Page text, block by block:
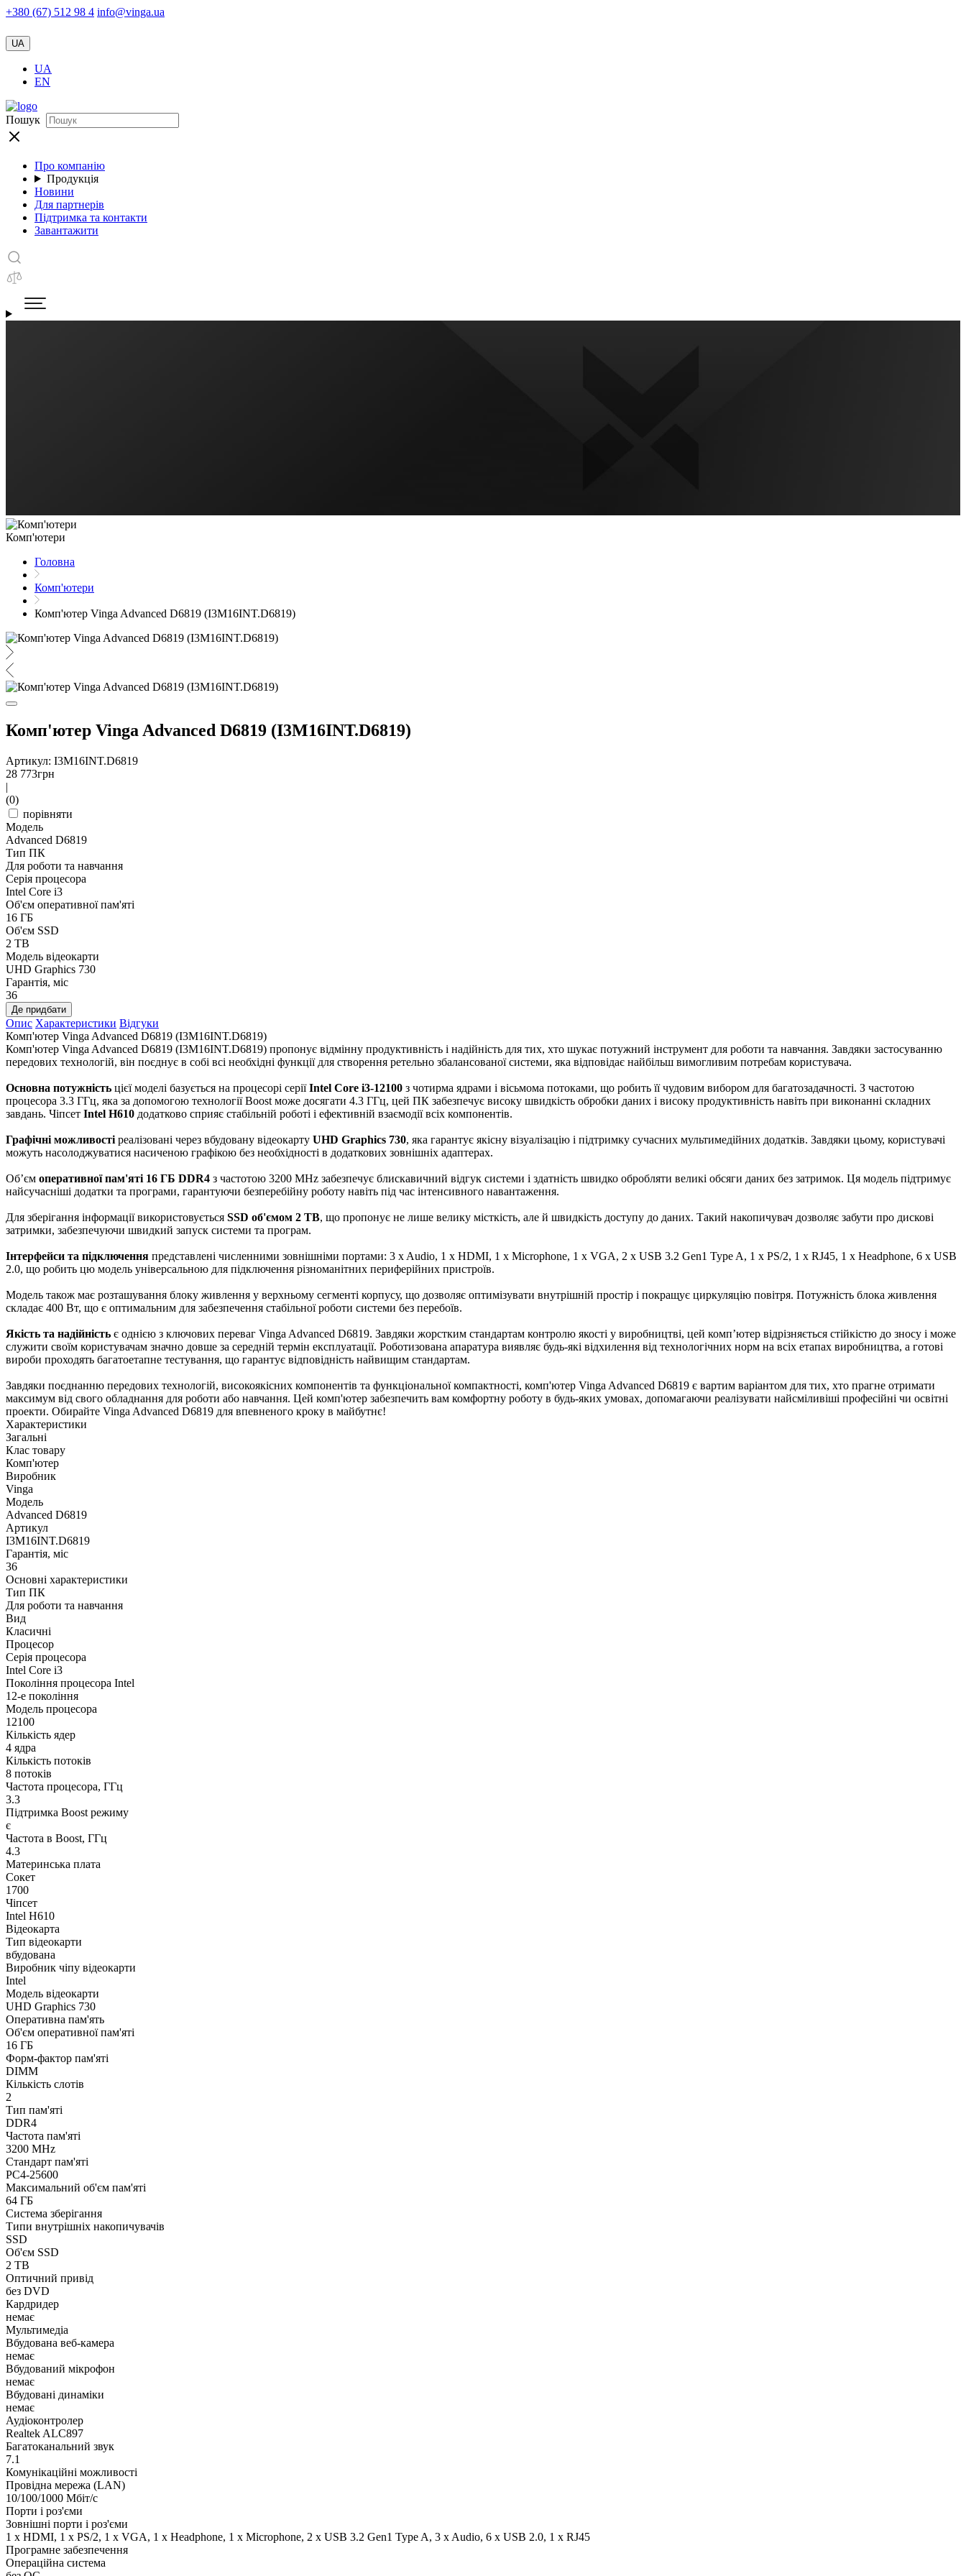
+380 (67) 512 98 4 info@vinga.ua
UA
UA
EN
Пошук
Про компанію
Продукція
Новини
Для партнерів
Підтримка та контакти
Завантажити
Комп'ютери
Головна
Комп'ютери
Комп'ютер Vinga Advanced D6819 (I3M16INT.D6819)
Комп'ютер Vinga Advanced D6819 (I3M16INT.D6819)
Артикул: I3M16INT.D6819
28 773грн
|
(0)
порівняти
Модель
Advanced D6819
Тип ПК
Для роботи та навчання
Серія процесора
Intel Core i3
Об'єм оперативної пам'яті
16 ГБ
Об'єм SSD
2 TB
Модель відеокарти
UHD Graphics 730
Гарантія, міс
36
Де придбати
Опис Характеристики Відгуки
Комп'ютер Vinga Advanced D6819 (I3M16INT.D6819)
Комп'ютер Vinga Advanced D6819 (I3M16INT.D6819) пропонує відмінну продуктивність і надійність для тих, хто шукає потужний інструмент для роботи та навчання. Завдяки застосуванню
передових технологій, він поєднує в собі всі необхідні функції для створення ретельно збалансованої системи, яка відповідає найбільш вимогливим потребам користувача.
Основна потужність цієї моделі базується на процесорі серіїIntel Core i3-12100 з чотирма ядрами і вісьмома потоками, що робить її чудовим вибором для багатозадачності. З частотою
процесора 3.3 ГГц, яка за допомогою технології Boost може досягати 4.3 ГГц, цей ПК забезпечує високу швидкість обробки даних і високу продуктивність навіть при виконанні складних
завдань. Чіпсет Intel H610 додатково сприяє стабільній роботі і ефективній взаємодії всіх компонентів.
Графічні можливості реалізовані через вбудовану відеокарту UHD Graphics 730, яка гарантує якісну візуалізацію і підтримку сучасних мультимедійних додатків. Завдяки цьому, користувачі
можуть насолоджуватися насиченою графікою без необхідності в додаткових зовнішніх адаптерах.
Об’єм оперативної пам'яті 16 ГБ DDR4 з частотою 3200 MHz забезпечує блискавичний відгук системи і здатність швидко обробляти великі обсяги даних без затримок. Ця модель підтримує
найсучасніші додатки та програми, гарантуючи безперебійну роботу навіть під час інтенсивного навантаження.
Для зберігання інформації використовується SSD об'ємом 2 TB, що пропонує не лише велику місткість, але й швидкість доступу до даних. Такий накопичувач дозволяє забути про дискові
затримки, забезпечуючи швидкий запуск системи та програм.
Інтерфейси та підключення представлені численними зовнішніми портами: 3 x Audio, 1 x HDMI, 1 х Microphone, 1 x VGA, 2 x USB 3.2 Gen1 Type A, 1 x PS/2, 1 x RJ45, 1 x Нeadphone, 6 x USB
2.0, що робить цю модель універсальною для підключення різноманітних периферійних пристроїв.
Модель також має розташування блоку живлення у верхньому сегменті корпусу, що дозволяє оптимізувати внутрішній простір і покращує циркуляцію повітря. Потужність блока живлення
складає 400 Вт, що є оптимальним для забезпечення стабільної роботи системи без перебоїв.
Якість та надійність є однією з ключових переваг Vinga Advanced D6819. Завдяки жорстким стандартам контролю якості у виробництві, цей комп’ютер відрізняється стійкістю до зносу і може
служити своїм користувачам значно довше за середній термін експлуатації. Роботизована апаратура виявляє будь-які відхилення від технологічних норм на всіх етапах виробництва, а готові
вироби проходять багатоетапне тестування, що гарантує відповідність найвищим стандартам.
Завдяки поєднанню передових технологій, високоякісних компонентів та функціональної компактності, комп'ютер Vinga Advanced D6819 є вартим варіантом для тих, хто прагне отримати
максимум від свого обладнання для роботи або навчання. Цей комп'ютер забезпечить вам комфортну роботу в будь-яких умовах, допомагаючи реалізувати найсміливіші професійні чи освітні
проекти. Обирайте Vinga Advanced D6819 для впевненого кроку в майбутнє!
Характеристики
Загальні
Клас товару
Комп'ютер
Виробник
Vinga
Модель
Advanced D6819
Артикул
I3M16INT.D6819
Гарантія, міс
36
Основні характеристики
Тип ПК
Для роботи та навчання
Вид
Класичні
Процесор
Серія процесора
Intel Core i3
Покоління процесора Intel
12-е покоління
Модель процесора
12100
Кількість ядер
4 ядра
Кількість потоків
8 потоків
Частота процесора, ГГц
3.3
Підтримка Boost режиму
є
Частота в Boost, ГГц
4.3
Материнська плата
Сокет
1700
Чіпсет
Intel H610
Відеокарта
Тип відеокарти
вбудована
Виробник чіпу відеокарти
Intel
Модель відеокарти
UHD Graphics 730
Оперативна пам'ять
Об'єм оперативної пам'яті
16 ГБ
Форм-фактор пам'яті
DIMM
Кількість слотів
2
Тип пам'яті
DDR4
Частота пам'яті
3200 MHz
Стандарт пам'яті
PC4-25600
Максимальний об'єм пам'яті
64 ГБ
Система зберігання
Типи внутрішніх накопичувачів
SSD
Об'єм SSD
2 TB
Оптичний привід
без DVD
Кардридер
немає
Мультимедіа
Вбудована веб-камера
немає
Вбудований мікрофон
немає
Вбудовані динаміки
немає
Аудіоконтролер
Realtek ALC897
Багатоканальний звук
7.1
Комунікаційні можливості
Провідна мережа (LAN)
10/100/1000 Мбіт/с
Порти і роз'єми
Зовнішні порти і роз'єми
1 x HDMI, 1 x PS/2, 1 x VGA, 1 x Нeadphone, 1 х Microphone, 2 x USB 3.2 Gen1 Type A, 3 x Audio, 6 x USB 2.0, 1 x RJ45
Програмне забезпечення
Операційна система